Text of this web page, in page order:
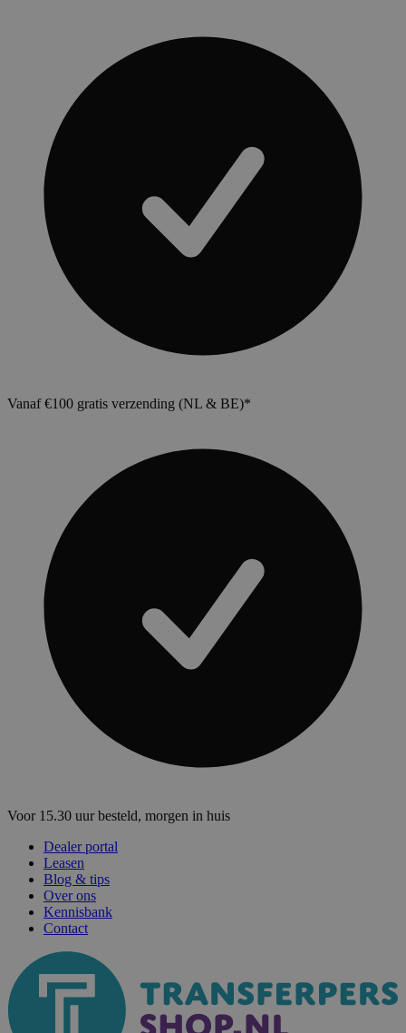
Vanaf €100 gratis verzending (NL & BE)*
Voor 15.30 uur besteld, morgen in huis
Dealer portal
Leasen
Blog & tips
Over ons
Kennisbank
Contact